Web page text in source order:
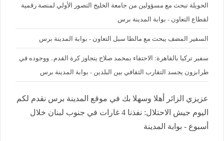
الحويلة تبحث مع مسؤولين من جامعة الخليج التصور الأولي لمنصة رقمية
لقطاع التعاون - بوابة المدينة برس
السفير المضف يبحث مع مالطا سبل التعاون - بوابة المدينة برس
سفير تركيا بالقاهرة: الاحتفاء بمحمد صلاح يتجاوز كرة القدم.. ووجوده في
طرابزون يجسد التقارب الثقافي بين البلدين - بوابة المدينة برس
عزيزي الزائر أهلا وسهلا بك في موقع المدينة برس نقدم لكم
اليوم جيش الاحتلال: نفذنا 4 غارات في جنوب لبنان خلال
أسبوع - بوابة المدينة